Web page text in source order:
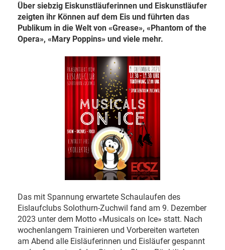
Über siebzig Eiskunstläuferinnen und Eiskunstläufer
zeigten ihr Können auf dem Eis und führten das
Publikum in die Welt von «Grease», «Phantom of the
Opera», «Mary Poppins» und viele mehr.
Das mit Spannung erwartete Schaulaufen des
Eislaufclubs Solothurn-Zuchwil fand am 9. Dezember
2023 unter dem Motto «Musicals on Ice» statt. Nach
wochenlangem Trainieren und Vorbereiten warteten
am Abend alle Eisläuferinnen und Eisläufer gespannt